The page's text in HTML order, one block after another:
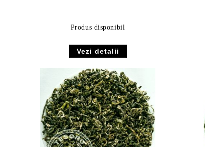
Produs disponibil
Vezi detalii